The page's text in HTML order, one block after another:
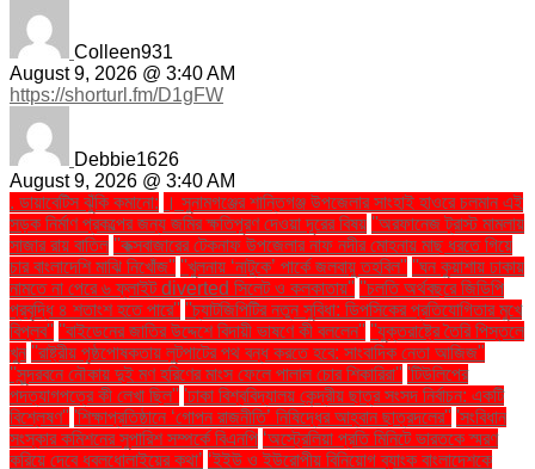
Colleen931
August 9, 2026 @ 3:40 AM
https://shorturl.fm/D1gFW
Debbie1626
August 9, 2026 @ 3:40 AM
. ডায়াবেটিস ঝুঁকি কমানো:
। সুনামগঞ্জের শান্তিগঞ্জ উপজেলার সাংহাই হাওরে চলমান এই
সড়ক নির্মাণ প্রকল্পের জন্য জমির ক্ষতিপূরণ দেওয়া দূরের বিষয় ''অরফানেজ ট্রাস্ট মামলায়
সাজার রায় বাতিল ''কক্সবাজারের টেকনাফ উপজেলার নাফ নদীর মোহনায় মাছ ধরতে গিয়ে
চার বাংলাদেশি মাঝি নিখোঁজ'' ''খুলনায় ‘নাটুকে’ পার্কে জলবায়ু তহবিল'' ''ঘন কুয়াশায় ঢাকায়
নামতে না পেরে ৬ ফ্লাইট diverted সিলেট ও কলকাতায়'' ''চলতি অর্থবছরে জিডিপি
প্রবৃদ্ধি ৪ শতাংশ হতে পারে'' ''চ্যাটজিপিটির নতুন সুবিধা: ডিপসিকের প্রতিযোগিতার মুখে
বিপ্লব'' ''বাইডেনের জাতির উদ্দেশে বিদায়ী ভাষণে কী বললেন'' ''যুক্তরাষ্ট্রে তৈরি পিস্তলে
খুন ''রাষ্ট্রীয় পৃষ্ঠপোষকতায় লুটপাটের পথ বন্ধ করতে হবে: সাংবাদিক নেতা আজিজ"
''সুন্দরবনে নৌকায় দুই মণ হরিণের মাংস ফেলে পালাল চোর শিকারিরা'' 'টিউলিপের
পদত্যাগপত্রে কী লেখা ছিল'' 'ঢাকা বিশ্ববিদ্যালয় কেন্দ্রীয় ছাত্র সংসদ নির্বাচন: একটি
বিশ্লেষণ'' 'শিক্ষাপ্রতিষ্ঠানে ‘গোপন রাজনীতি’ নিষিদ্ধের আহ্বান ছাত্রদলের'' 'সংবিধান
সংস্কার কমিশনের সুপারিশ সম্পর্কে বিএনপি ‘অস্ট্রেলিয়া প্রতি মিনিটে ভারতকে স্মরণ
করিয়ে দেবে ধবলধোলাইয়ের কথা’ ‘ইইউ ও ইউরোপীয় বিনিয়োগ ব্যাংক বাংলাদেশকে